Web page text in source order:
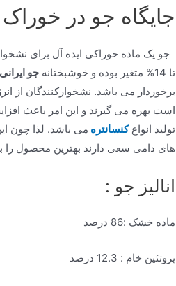
جایگاه جو در خوراک
تا 14% متغیر بوده و خوشبختانه
جو ایرانی
برخوردار می باشد. نشخوارکنندگان از
است بهره می گیرند و این امر باعث
تولید انواعکنسانتره می باشد. لذا چون
های دامی سعی دارند بهترین محصول را
انالیز جو :
ماده خشک :86 درصد
پروتئین خام : 12.3 درصد